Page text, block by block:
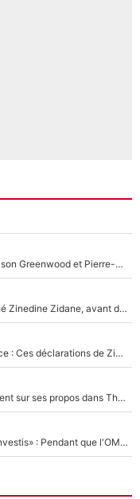
«La porte est ouverte pour tout le monde» : Mason Greenwood et Pierre-Emerick Aubameyang ont quitté l'OM, Amine Gouiri balance sur la suite du mercato et sur la réaction du vestiaire !
«Ça pue du c*l» : Quand Yannick Noah a clashé Zinedine Zidane, avant de se faire recadrer par le nouveau sélectionneur de l'équipe de France !
Michael Olise va se régaler en équipe de France : Ces déclarations de Zinedine Zidane qui prouvent qu'il va tout miser sur la star du Bayern Munich !
«Ç'a a été mal interprêté» : Medhi Benatia revient sur ses propos dans The Bridge et précise ses conditions pour rejoindre le PSG !
«Des milliards et des milliards de dollars sont investis» : Pendant que l'OM est en pleine crise financière, Frank McCourt lance un nouveau projet à 260M€ !